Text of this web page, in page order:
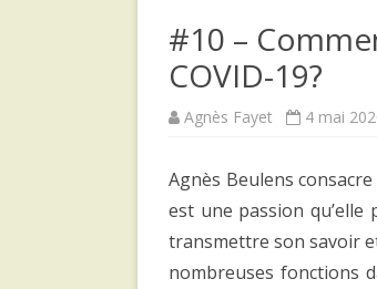
#10 –
COVID-19?
Agnès Fayet 4 mai
Agnès Beulens
est une passion qu’elle
transmettre son savoir
nombreuses fonctions